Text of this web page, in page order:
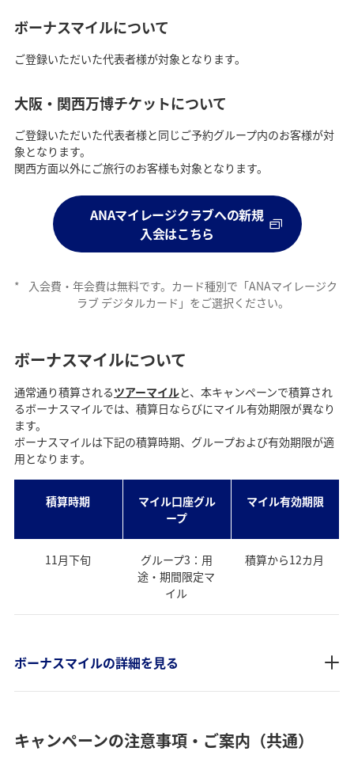
万博入場チケットIDを登録して来場予約
大阪・関西万博公式ウェブサイト
客様ご自身で行っていただきます。
STEP5
大阪・関西万博旅行にGO！
ボーナスマイルについて
ご登録いただいた代表者様が対象となります。
大阪・関西万博チケットについて
ご登録いただいた代表者様と同じご予約グループ内のお客様が対
象となります。
関西方面以外にご旅行のお客様も対象となります。
ANAマイレージクラブへの新規
入会はこちら
*
入会費・年会費は無料です。カード種別で「ANAマイレージク
ラブ デジタルカード」をご選択ください。
ボーナスマイルについて
通常通り積算されるツアーマイルと、本キャンペーンで積算され
るボーナスマイルでは、積算日ならびにマイル有効期限が異なり
ます。
ボーナスマイルは下記の積算時期、グループおよび有効期限が適
用となります。
積算時期
マイル口座グル
ープ
マイル有効期限
11月下旬
グループ3：用
途・期間限定マ
イル
積算から12カ月
ボーナスマイルの詳細を見る
キャンペーンの注意事項・ご案内（共通）